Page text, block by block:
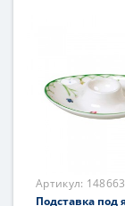
Артикул:
Подставка под